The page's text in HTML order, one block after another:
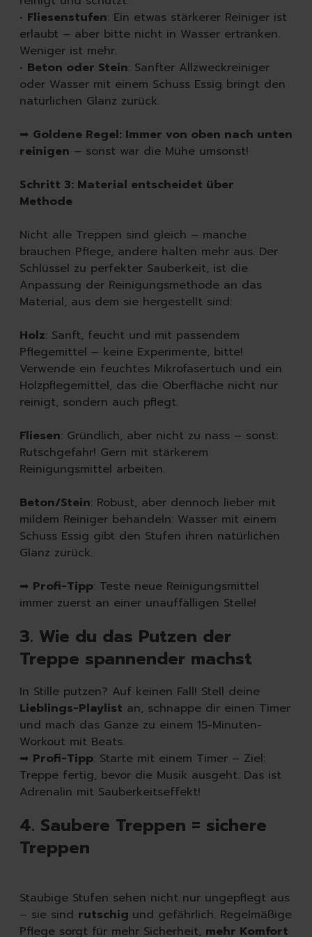
• Fliesenstufen: Ein etwas stärkerer Reiniger ist
erlaubt – aber bitte nicht in Wasser ertränken.
Weniger ist mehr.
• Beton oder Stein: Sanfter Allzweckreiniger
oder Wasser mit einem Schuss Essig bringt den
natürlichen Glanz zurück.
➡ Goldene Regel: Immer von oben nach unten
reinigen – sonst war die Mühe umsonst!
Schritt 3: Material entscheidet über
Methode
Nicht alle Treppen sind gleich – manche
brauchen Pflege, andere halten mehr aus. Der
Schlüssel zu perfekter Sauberkeit, ist die
Anpassung der Reinigungsmethode an das
Material, aus dem sie hergestellt sind:
Holz: Sanft, feucht und mit passendem
Pflegemittel – keine Experimente, bitte!
Verwende ein feuchtes Mikrofasertuch und ein
Holzpflegemittel, das die Oberfläche nicht nur
reinigt, sondern auch pflegt.
Fliesen: Gründlich, aber nicht zu nass – sonst:
Rutschgefahr! Gern mit stärkerem
Reinigungsmittel arbeiten.
Beton/Stein: Robust, aber dennoch lieber mit
mildem Reiniger behandeln: Wasser mit einem
Schuss Essig gibt den Stufen ihren natürlichen
Glanz zurück.
➡ Profi-Tipp: Teste neue Reinigungsmittel
immer zuerst an einer unauffälligen Stelle!
3. Wie du das Putzen der
Treppe spannender machst
In Stille putzen? Auf keinen Fall! Stell deine
Lieblings-Playlist an, schnappe dir einen Timer
und mach das Ganze zu einem 15-Minuten-
Workout mit Beats.
➡ Profi-Tipp: Starte mit einem Timer – Ziel:
Treppe fertig, bevor die Musik ausgeht. Das ist
Adrenalin mit Sauberkeitseffekt!
4. Saubere Treppen = sichere
Treppen
Staubige Stufen sehen nicht nur ungepflegt aus
– sie sind rutschig und gefährlich. Regelmäßige
Pflege sorgt für mehr Sicherheit, mehr Komfort